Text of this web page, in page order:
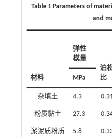
Table 1 Parameters of
and
材料
弹性
模量
泊
比
MPa
杂填土 4.3
粉质黏土 27.3
淤泥质粉质
5.8